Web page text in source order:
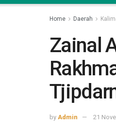
Home Daerah
Zainal
by Admin 21